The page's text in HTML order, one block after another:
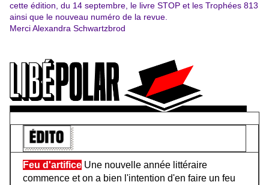
cette édition, du 14 septembre, le livre STOP et les Trophées 813
ainsi que le nouveau numéro de la revue.
Merci Alexandra Schwartzbrod
Feu d'artifice Une nouvelle année littéraire
commence et on a bien l'intention d'en faire un feu